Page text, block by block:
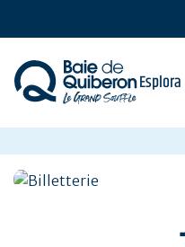
content
Esplora